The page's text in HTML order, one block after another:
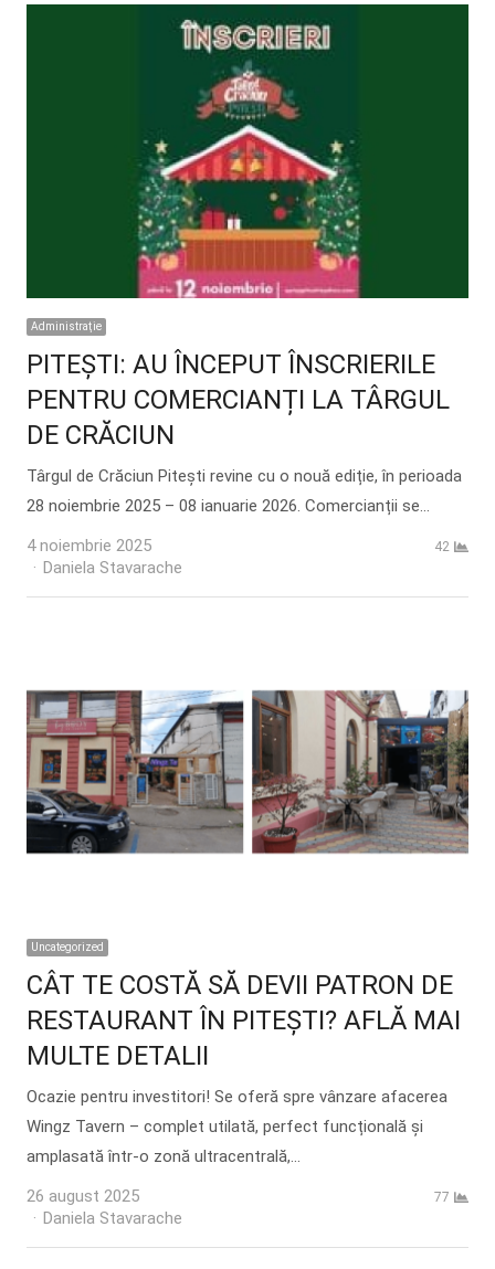
Administraţie
PITEȘTI: AU ÎNCEPUT ÎNSCRIERILE
PENTRU COMERCIANȚI LA TÂRGUL
DE CRĂCIUN
Târgul de Crăciun Pitești revine cu o nouă ediție, în perioada
28 noiembrie 2025 – 08 ianuarie 2026. Comercianții se…
4 noiembrie 2025
Author
Daniela Stavarache
42
Uncategorized
CÂT TE COSTĂ SĂ DEVII PATRON DE
RESTAURANT ÎN PITEȘTI? AFLĂ MAI
MULTE DETALII
Ocazie pentru investitori! Se oferă spre vânzare afacerea
Wingz Tavern – complet utilată, perfect funcțională și
amplasată într-o zonă ultracentrală,…
26 august 2025
Author
Daniela Stavarache
77